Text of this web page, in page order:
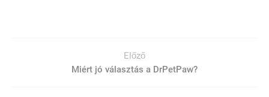
Előző
Miért jó választás a DrPetPaw?